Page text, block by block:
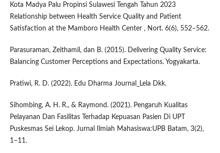
Kota Madya Palu Propinsi Sulawesi Tengah Tahun 2023
Relationship between Health Service Quality and Patient
Satisfaction at the Mamboro Health Center , Nort. 6(6), 552–562.
Parasuraman, Zeithamil, dan B. (2015). Delivering Quality Service:
Balancing Customer Perceptions and Expectations. Yogyakarta.
Pratiwi, R. D. (2022). Edu Dharma Journal_Lela Dkk.
Sihombing, A. H. R., & Raymond. (2021). Pengaruh Kualitas
Pelayanan Dan Fasilitas Terhadap Kepuasan Pasien Di UPT
Puskesmas Sei Lekop. Jurnal Ilmiah Mahasiswa:UPB Batam, 3(2),
1–11.